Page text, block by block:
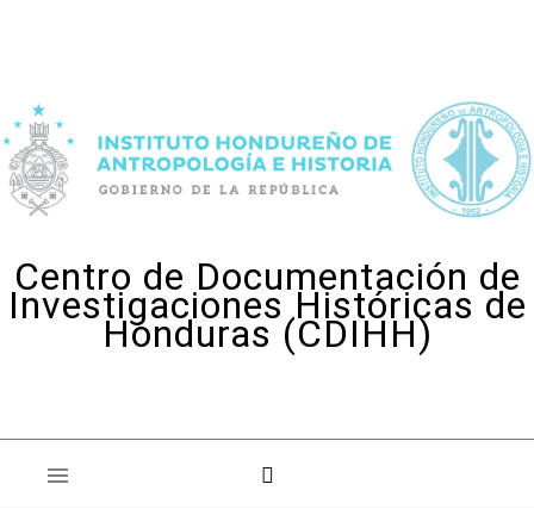
Centro de Documentación de
Investigaciones Históricas de
Honduras (CDIHH)